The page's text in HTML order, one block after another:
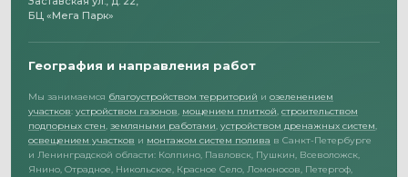
БЦ «Мега Парк»
География и направления работ
Мы занимаемся благоустройством территорий и озеленением
участков: устройством газонов, мощением плиткой, строительством
подпорных стен, земляными работами, устройством дренажных систем,
освещением участков и монтажом систем полива в Санкт-Петербурге
и Ленинградской области: Колпино, Павловск, Пушкин, Всеволожск,
Янино, Отрадное, Никольское, Красное Село, Ломоносов, Петергоф,